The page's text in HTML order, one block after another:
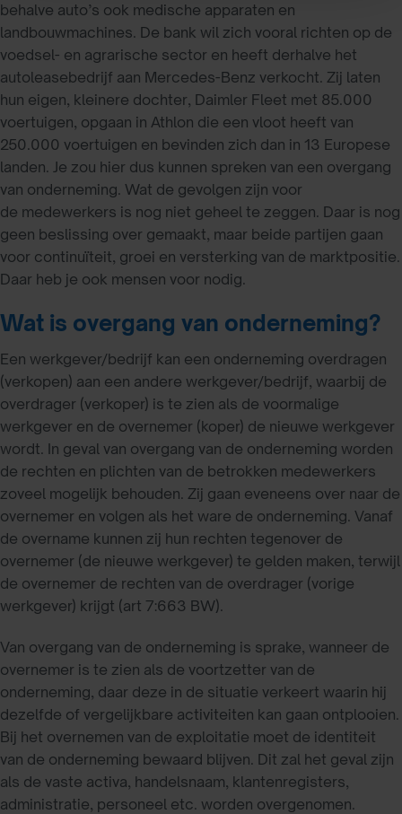
behalve auto’s ook medische apparaten en
landbouwmachines. De bank wil zich vooral richten op de
voedsel- en agrarische sector en heeft derhalve het
autoleasebedrijf aan Mercedes-Benz verkocht. Zij laten
hun eigen, kleinere dochter, Daimler Fleet met 85.000
voertuigen, opgaan in Athlon die een vloot heeft van
250.000 voertuigen en bevinden zich dan in 13 Europese
landen. Je zou hier dus kunnen spreken van een overgang
van onderneming. Wat de gevolgen zijn voor
de medewerkers is nog niet geheel te zeggen. Daar is nog
geen beslissing over gemaakt, maar beide partijen gaan
voor continuïteit, groei en versterking van de marktpositie.
Daar heb je ook mensen voor nodig.
Wat is overgang van onderneming?
Een werkgever/bedrijf kan een onderneming overdragen
(verkopen) aan een andere werkgever/bedrijf, waarbij de
overdrager (verkoper) is te zien als de voormalige
werkgever en de overnemer (koper) de nieuwe werkgever
wordt. In geval van overgang van de onderneming worden
de rechten en plichten van de betrokken medewerkers
zoveel mogelijk behouden. Zij gaan eveneens over naar de
overnemer en volgen als het ware de onderneming. Vanaf
de overname kunnen zij hun rechten tegenover de
overnemer (de nieuwe werkgever) te gelden maken, terwijl
de overnemer de rechten van de overdrager (vorige
werkgever) krijgt (art 7:663 BW).
Van overgang van de onderneming is sprake, wanneer de
overnemer is te zien als de voortzetter van de
onderneming, daar deze in de situatie verkeert waarin hij
dezelfde of vergelijkbare activiteiten kan gaan ontplooien.
Bij het overnemen van de exploitatie moet de identiteit
van de onderneming bewaard blijven. Dit zal het geval zijn
als de vaste activa, handelsnaam, klantenregisters,
administratie, personeel etc. worden overgenomen.